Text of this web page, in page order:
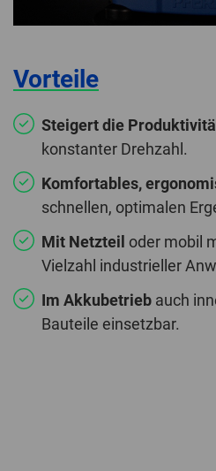
Vorteile
Steigert die
konstanter Drehzahl.
Komfortables,
schnellen, optimalen
Mit Netzteil oder mobil
Vielzahl industrieller
Im Akkubetrieb auch
Bauteile einsetzbar.